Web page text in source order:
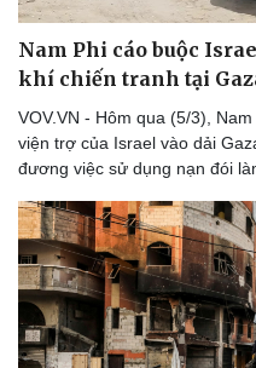
Nam Phi cáo buộc
khí chiến tranh tại
VOV.VN - Hôm qua (5/3),
viện trợ của Israel vào dải
đương việc sử dụng nạn đói